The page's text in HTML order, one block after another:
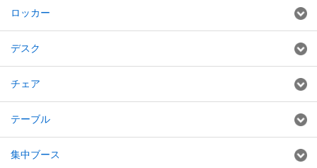
ロッカー
デスク
チェア
テーブル
集中ブース